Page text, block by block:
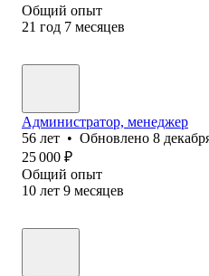
Общий опыт
21 год 7 месяцев
Администратор, менеджер
56 лет • Обновлено 8
25 000 ₽
Общий опыт
10 лет 9 месяцев